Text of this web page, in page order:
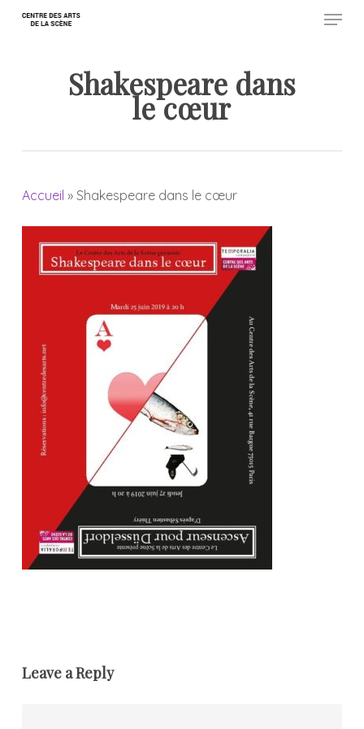
Skip
Menu
Shakespeare dans
le cœur
Accueil » Shakespeare dans le cœur
Leave a Reply